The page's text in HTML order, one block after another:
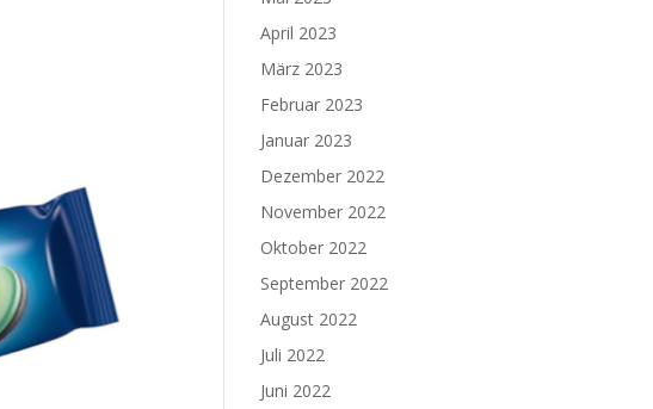
April 2023
März 2023
Februar 2023
Januar 2023
Dezember 2022
November 2022
Oktober 2022
September 2022
August 2022
Juli 2022
Juni 2022